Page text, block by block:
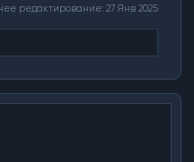
редактирование: 27 Янв 2025